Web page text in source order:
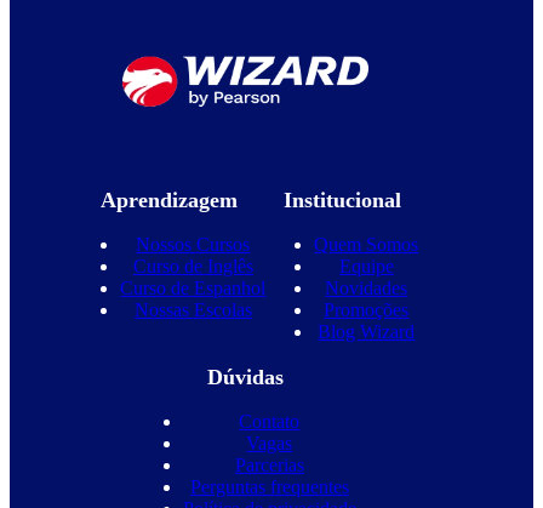
Aprendizagem
Nossos Cursos
Curso de Inglês
Curso de Espanhol
Nossas Escolas
Institucional
Quem Somos
Equipe
Novidades
Promoções
Blog Wizard
Dúvidas
Contato
Vagas
Parcerias
Perguntas frequentes